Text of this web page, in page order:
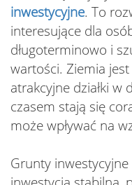
inwestycyjne. To
interesujące dla
długoterminowo i
wartości. Ziemia
atrakcyjne działki w
czasem stają się
może wpływać na
Grunty